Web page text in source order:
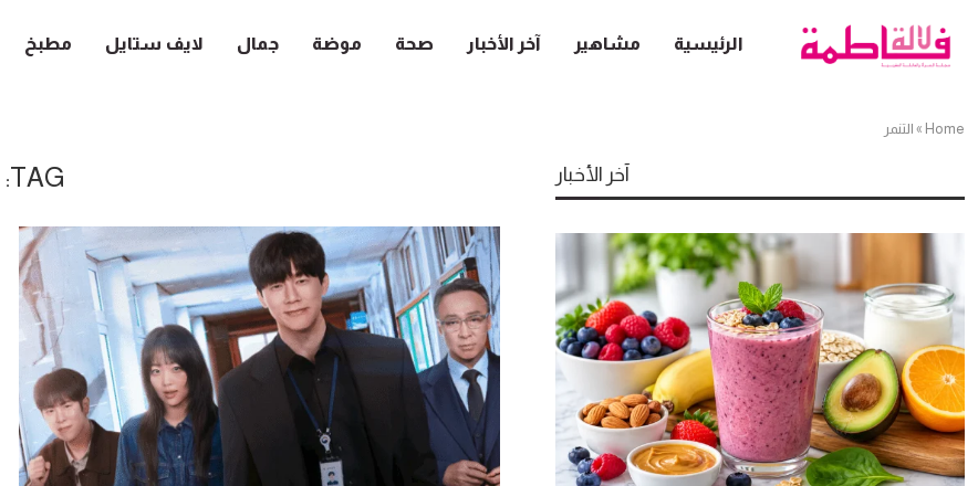
الرئيسية مشاهير آخر الأخبار صحة موضة جمال لايف ستايل مطبخ
Home
» التنمر
TAG: آخر الأخبار